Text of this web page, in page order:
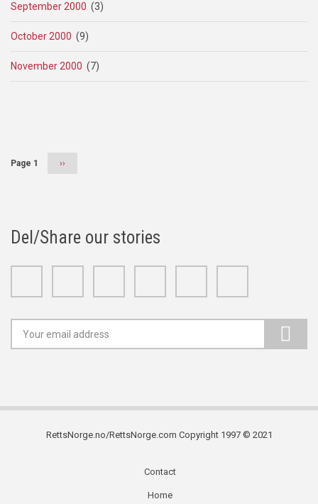
September 2000 (3)
October 2000 (9)
November 2000 (7)
Page 1
Next
››
Del/Share our stories
RettsNorge.no/RettsNorge.com Copyright 1997 © 2021
Contact
Home